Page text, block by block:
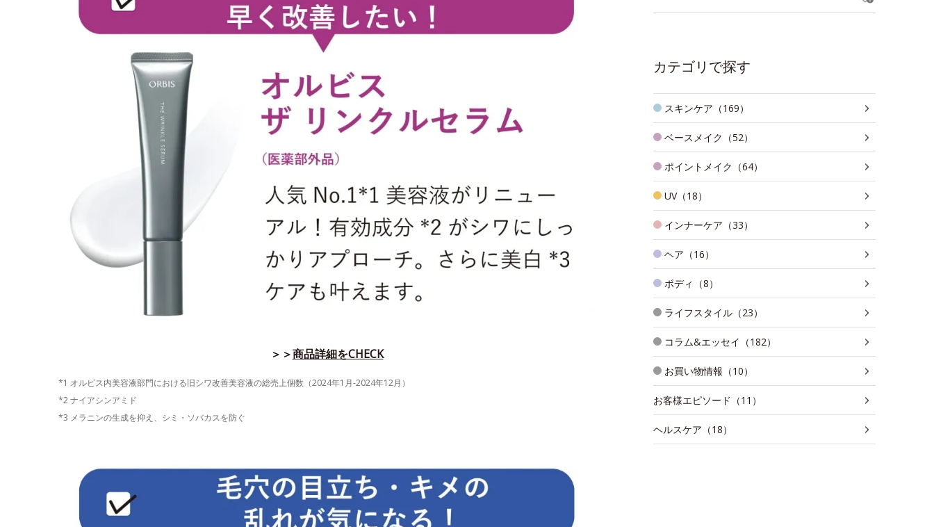
＞＞商品詳細をCHECK
*1 オルビス内美容液部門における旧シワ改善美容液の総売上個数（2024年1月-2024年12月）
*2 ナイアシンアミド
*3 メラニンの生成を抑え、シミ・ソバカスを防ぐ
カテゴリで探す
スキンケア（169）
ベースメイク（52）
ポイントメイク（64）
UV（18）
インナーケア（33）
ヘア（16）
ボディ（8）
ライフスタイル（23）
コラム&エッセイ（182）
お買い物情報（10）
お客様エピソード（11）
ヘルスケア（18）